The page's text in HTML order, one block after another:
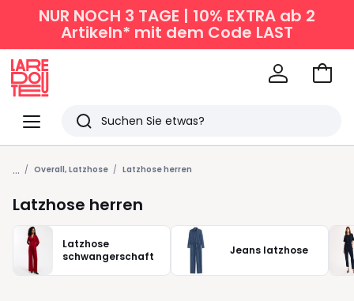
NUR NOCH 3 TAGE | 10% EXTRA ab 2
Artikeln* mit dem Code LAST
Menü
Redoute
Suchen
Zuletzt
angesehen
Artikel
Zum
... Overall, Latzhose Latzhose herren
Latzhose herren
Latzhose
schwangerschaft
Jeans latzhose